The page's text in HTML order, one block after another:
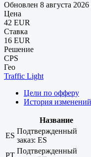
Обновлен 8 августа
Цена
42 EUR
Ставка
16 EUR
Решение
CPS
Гео
Traffic Light
Цели по офферу
История изменений
Название
ES
Подтвержденный
заказ: ES
PT
Подтвержденный